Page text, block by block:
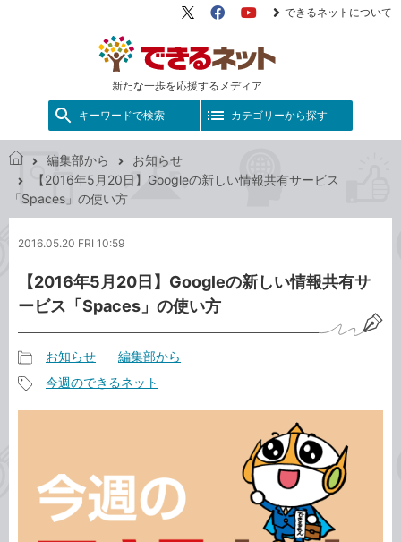
新たな一歩を応援するメディア
X（旧
FacebookYouTube
できるネットについて
キーワードで検索 カテゴリーから探す
き
ッ
編集部から
お知らせ
【2016年5月20日】Googleの新しい情報共有サービス
「Spaces」の使い方
2016.05.20 FRI 10:59
【2016年5月20日】Googleの新しい情報共有サ
ービス「Spaces」の使い方
事
カ
リ
お知らせ 編集部から
今週のできるネット